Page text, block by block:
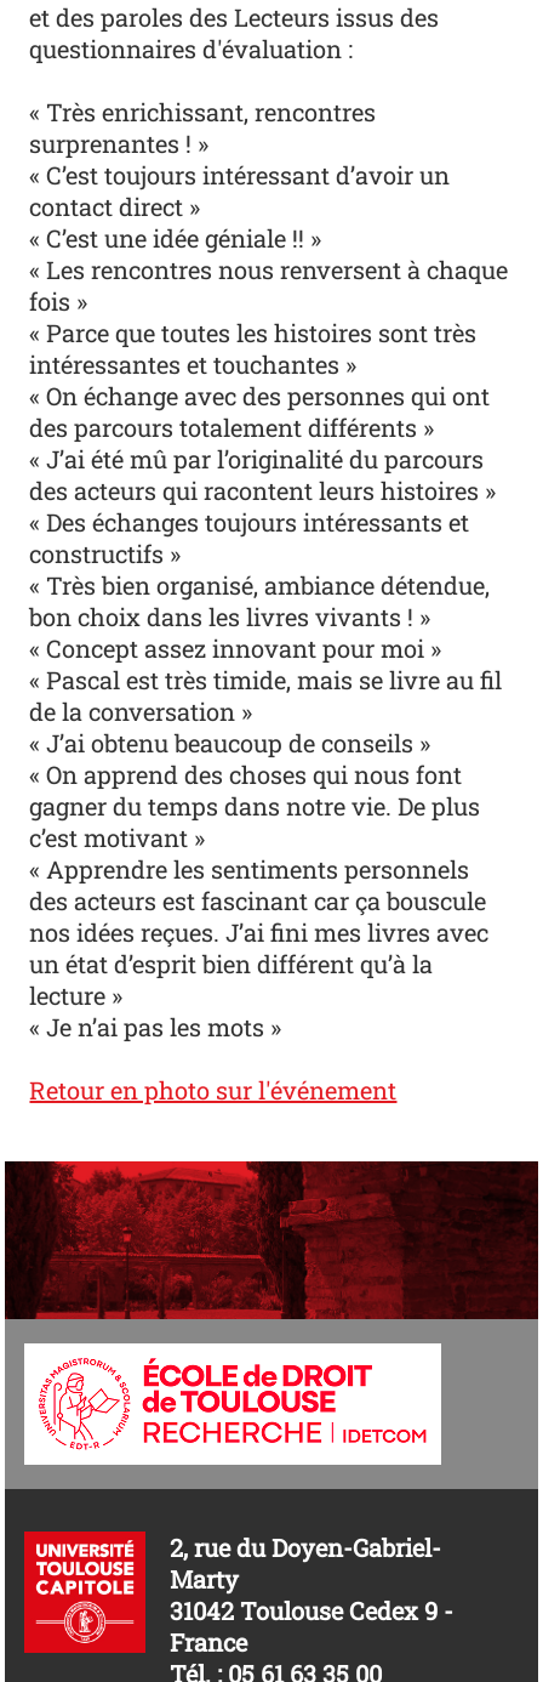
et des paroles des Lecteurs issus des
questionnaires d'évaluation :
« Très enrichissant, rencontres
surprenantes ! »
« C’est toujours intéressant d’avoir un
contact direct »
« C’est une idée géniale !! »
« Les rencontres nous renversent à chaque
fois »
« Parce que toutes les histoires sont très
intéressantes et touchantes »
« On échange avec des personnes qui ont
des parcours totalement différents »
« J’ai été mû par l’originalité du parcours
des acteurs qui racontent leurs histoires »
« Des échanges toujours intéressants et
constructifs »
« Très bien organisé, ambiance détendue,
bon choix dans les livres vivants ! »
« Concept assez innovant pour moi »
« Pascal est très timide, mais se livre au fil
de la conversation »
« J’ai obtenu beaucoup de conseils »
« On apprend des choses qui nous font
gagner du temps dans notre vie. De plus
c’est motivant »
« Apprendre les sentiments personnels
des acteurs est fascinant car ça bouscule
nos idées reçues. J’ai fini mes livres avec
un état d’esprit bien différent qu’à la
lecture »
« Je n’ai pas les mots »
Retour en photo sur l'événement
2, rue du Doyen-Gabriel-
Marty
31042 Toulouse Cedex 9 -
France
Tél. : 05 61 63 35 00